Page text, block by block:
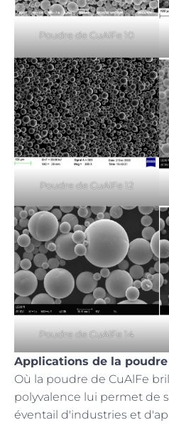
Poudre de CuAlFe 10
Poudre de CuAlFe 12
Poudre de CuAlFe 14
Applications de la poudre
Où la poudre de CuAlFe
polyvalence lui permet de
éventail d'industries et